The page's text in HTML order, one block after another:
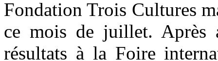
Fondation Trois Cultures
ce mois de juillet. Après
résultats à la Foire